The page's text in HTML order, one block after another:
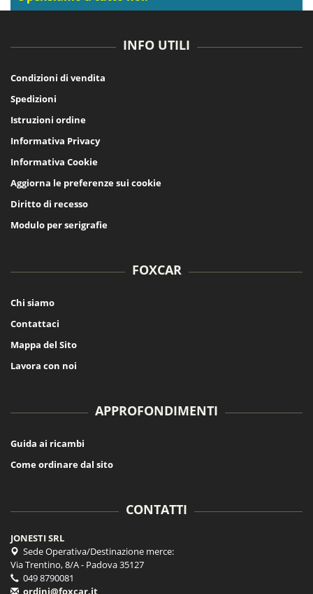
INFO UTILI
Condizioni di vendita
Spedizioni
Istruzioni ordine
Informativa Privacy
Informativa Cookie
Aggiorna le preferenze sui cookie
Diritto di recesso
Modulo per serigrafie
FOXCAR
Chi siamo
Contattaci
Mappa del Sito
Lavora con noi
APPROFONDIMENTI
Guida ai ricambi
Come ordinare dal sito
CONTATTI
JONESTI SRL
Sede Operativa/Destinazione merce:
Via Trentino, 8/A - Padova 35127
049 8790081
ordini@foxcar.it